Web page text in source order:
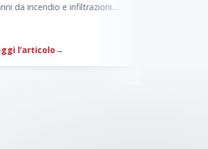
da incendio e infiltrazioni.
l’articolo→